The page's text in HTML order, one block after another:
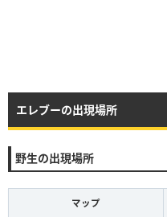
エレブーの出現場所
野生の出現場所
マップ